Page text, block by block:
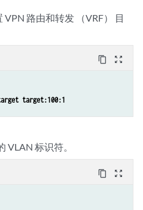
VPN 路由和转发 （VRF） 目
content_copy zoom_out_map
target:100:1
VLAN 标识符。
content_copy zoom_out_map